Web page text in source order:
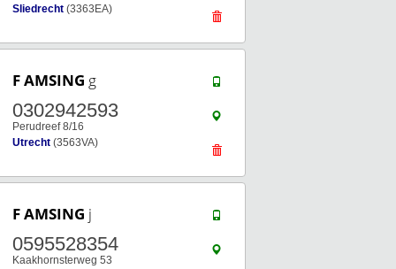
Sliedrecht (3363EA)
F AMSING g
0302942593
Perudreef 8/16
Utrecht (3563VA)
F AMSING j
0595528354
Kaakhornsterweg 53